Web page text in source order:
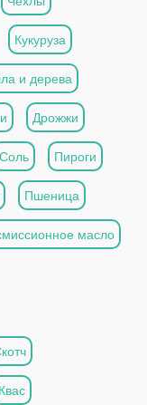
Кукуруза
и дерева
Дрожжи
Соль Пироги
Пшеница
масло
Квас